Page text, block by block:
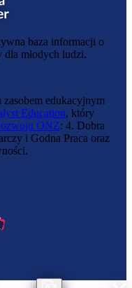
baza informacji o
młodych ludzi.
edukacyjnym
Education, który
ONZ: 4. Dobra
i Godna Praca oraz